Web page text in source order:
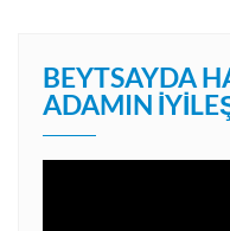
BEYTSAYDA
ADAMIN